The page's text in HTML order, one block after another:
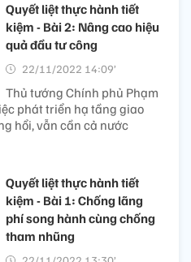
Quyết liệt thực hành tiết
kiệm - Bài 2: Nâng cao hiệu
quả đầu tư công
22/11/2022 14:09’
Thủ tướng Chính phủ Phạm
phát triển hạ tầng giao
hổi, vẫn cần cả nước
Quyết liệt thực hành tiết
kiệm - Bài 1: Chống lãng
phí song hành cùng chống
tham nhũng